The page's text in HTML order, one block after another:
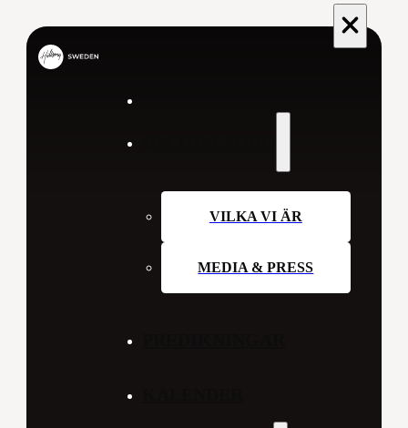
VILKA VI ÄR
MEDIA & PRESS